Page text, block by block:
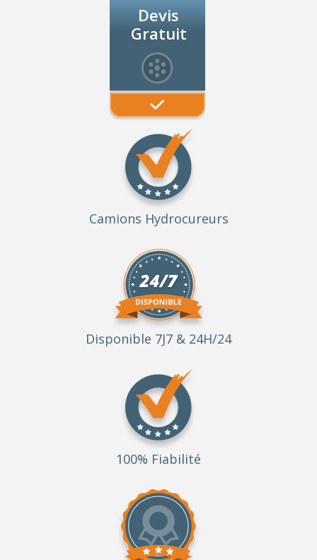
Devis
Gratuit
Camions Hydrocureurs
Disponible 7J7 & 24H/24
100% Fiabilité